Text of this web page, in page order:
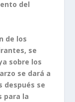
del
de los
se
sobre los
se dará a
después se
para la